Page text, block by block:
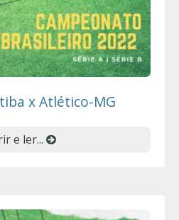
x Atlético-MG
e ler...